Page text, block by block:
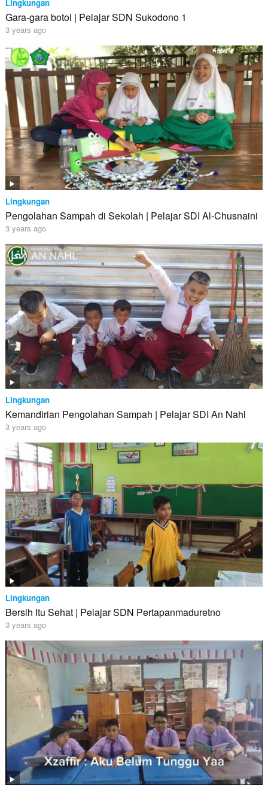
Lingkungan
Gara-gara botol | Pelajar SDN Sukodono 1
3 years ago
Lingkungan
Pengolahan Sampah di Sekolah | Pelajar SDI Al-Chusnaini
3 years ago
Lingkungan
Kemandirian Pengolahan Sampah | Pelajar SDI An Nahl
3 years ago
Lingkungan
Bersih Itu Sehat | Pelajar SDN Pertapanmaduretno
3 years ago